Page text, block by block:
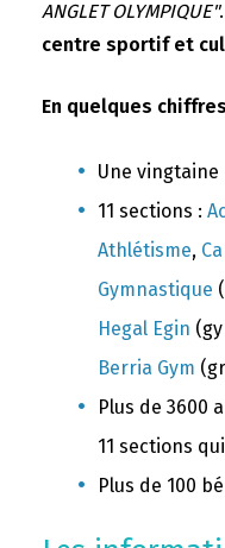
ANGLET OLYMPIQUE"
centre sportif et
En quelques
Une vingtaine
11 sections :
Athlétisme,
Gymnastique
Hegal Egin
Berria Gym
Plus de 3600
11 sections
Plus de 100